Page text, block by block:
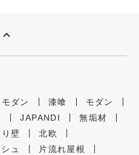
ダン 漆喰
モダン
JAPANDI
無垢材
壁
北欧
ュ
片流れ屋根